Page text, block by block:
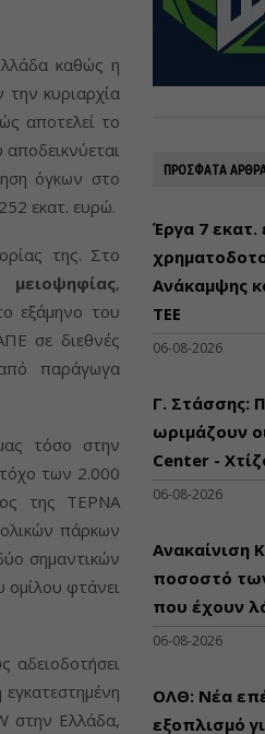
καθώς η
την κυριαρχία
αποτελεί το
όγκων στο
εκατ. ευρώ.
της. Στο
,
εξάμηνο του
σε διεθνές
παράγωγα
τόσο στην
των 2.000
της ΤΕΡΝΑ
πάρκων
σημαντικών
ομίλου φτάνει
αδειοδοτήσει
στην Ελλάδα,
ΠΡΟΣΦΑΤΑ
Έργα 7
Ανάκαμψης
ΤΕΕ
06-08-2026
Γ. Στάσσης:
ωριμάζουν
Center -
06-08-2026
Ανακαίνιση
ποσοστό
που έχουν
06-08-2026
ΟΛΘ: Νέα
εξοπλισμό